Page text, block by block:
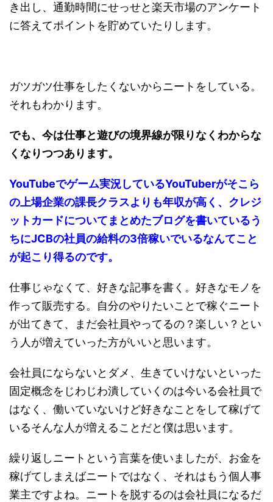
き出し、通勤時間にせっせと楽天市場のアンケート
に答えてポイントを貯めていたりします。
ガツガツ仕事をしたくないからニートをしている。
それもわかります。
でも、今は仕事と遊びの境界線が限りなくわからな
くなりつつあります。
YouTubeでゲーム実況しているYouTuberがそこら
の上場企業の課長クラスよりも年収が高く、クレジ
ットカードについてまとめたブログを書いているう
ちにJCBの社員の給料の3倍稼いでいるなんてこと
が起こり得るのです。
仕事じゃなくて、好きな記事を書く。好きなモノを
作って販売する。自分のやりたいことで稼ぐニート
が出てきて、まだ会社員やってるの？楽しい？とい
う人が増えていった方がいいと思います。
会社員にならないとダメ、生きていけないといった
固定概念をじわじわ潰していくのは今いる会社員で
はなく、働いていないけど好きなことをして稼げて
いるそんな人が増えることだと僕は思います。
繰り返しニートという言葉を使いましたが、お金を
稼げてしまえばニートではなく、それはもう個人事
業主ですよね。ニートを脱するのは会社員になるだ